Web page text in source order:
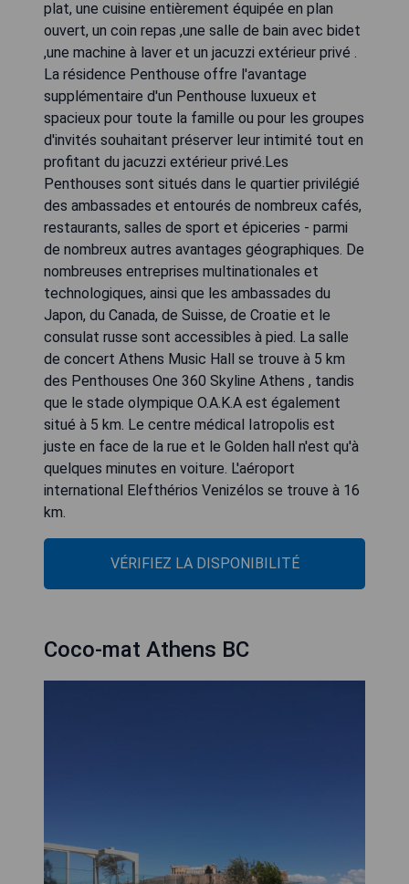
plat, une cuisine entièrement équipée en plan
ouvert, un coin repas ,une salle de bain avec bidet
,une machine à laver et un jacuzzi extérieur privé .
La résidence Penthouse offre l'avantage
supplémentaire d'un Penthouse luxueux et
spacieux pour toute la famille ou pour les groupes
d'invités souhaitant préserver leur intimité tout en
profitant du jacuzzi extérieur privé.Les
Penthouses sont situés dans le quartier privilégié
des ambassades et entourés de nombreux cafés,
restaurants, salles de sport et épiceries - parmi
de nombreux autres avantages géographiques. De
nombreuses entreprises multinationales et
technologiques, ainsi que les ambassades du
Japon, du Canada, de Suisse, de Croatie et le
consulat russe sont accessibles à pied. La salle
de concert Athens Music Hall se trouve à 5 km
des Penthouses One 360 Skyline Athens , tandis
que le stade olympique O.A.K.A est également
situé à 5 km. Le centre médical Iatropolis est
juste en face de la rue et le Golden hall n'est qu'à
quelques minutes en voiture. L'aéroport
international Elefthérios Venizélos se trouve à 16
km.
VÉRIFIEZ LA DISPONIBILITÉ
Coco-mat Athens BC